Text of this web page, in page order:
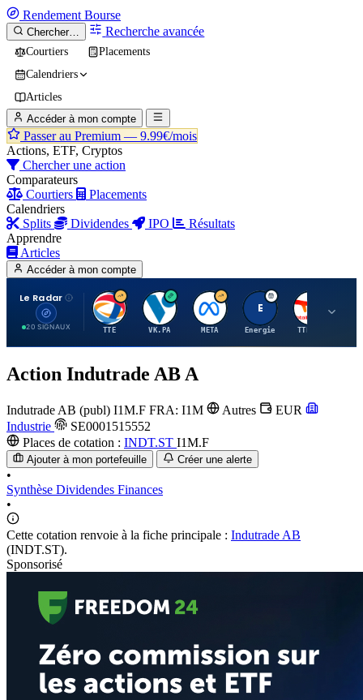
Rendement Bourse
Chercher… Recherche avancée
Courtiers
Placements
Calendriers
Articles
Accéder à mon compte
Passer au Premium — 9.99€/mois
Actions, ETF, Cryptos
Chercher une action
Comparateurs
Courtiers
Placements
Calendriers
Splits
Dividendes IPO
Résultats
Apprendre
Articles
Accéder à mon compte
Le Radar
20 SIGNAUX
T
TTE
V
VK.PA
M
META
E
Energie
T
TTE.PA
Action Indutrade AB A
Indutrade AB (publ) I1M.F FRA: I1M Autres
EUR
Industrie
SE0001515552
Places de cotation : INDT.ST I1M.F
Ajouter à mon portefeuille Créer une alerte
•
Synthèse Dividendes Finances
•
Cette cotation renvoie à la fiche principale : Indutrade AB
(INDT.ST).
Sponsorisé